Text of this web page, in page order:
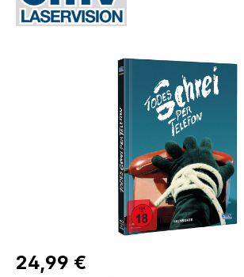
Bildergalerie überspringen
Regulärer Preis:
24,99 €